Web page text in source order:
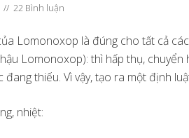
// 22 Bình luận
Lomonoxop là đúng cho tất cả
Lomonoxop): thì hấp thụ, chuyển
thiếu. Vì vậy, tạo ra một định
nhiệt: